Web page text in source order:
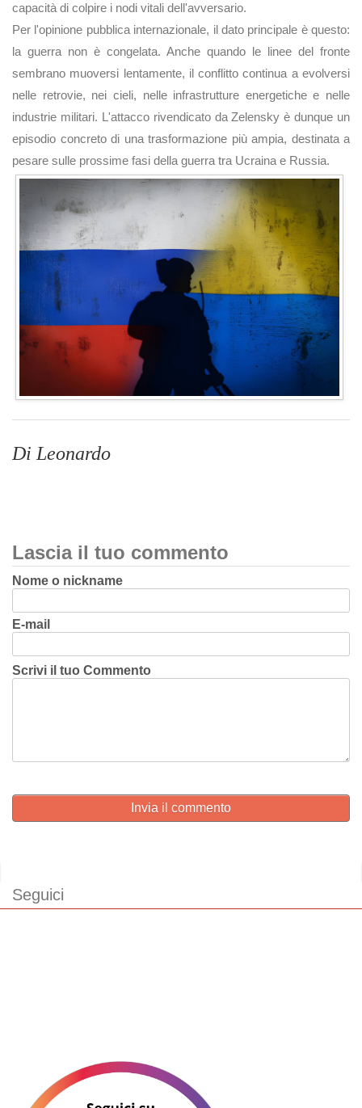
capacità di colpire i nodi vitali dell'avversario.
Per l'opinione pubblica internazionale, il dato principale è questo:
la guerra non è congelata. Anche quando le linee del fronte
sembrano muoversi lentamente, il conflitto continua a evolversi
nelle retrovie, nei cieli, nelle infrastrutture energetiche e nelle
industrie militari. L'attacco rivendicato da Zelensky è dunque un
episodio concreto di una trasformazione più ampia, destinata a
pesare sulle prossime fasi della guerra tra Ucraina e Russia.
Di Leonardo
Lascia il tuo commento
Nome o nickname
E-mail
Scrivi il tuo Commento
Invia il commento
Seguici